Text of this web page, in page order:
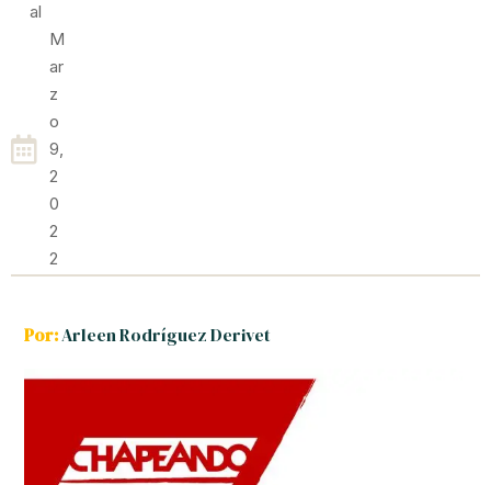
Al
M
Ar
Z
O
9,
2
0
2
2
Por:Arleen Rodríguez Derivet